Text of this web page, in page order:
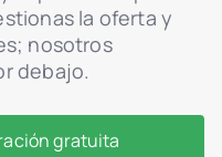
la oferta y
nosotros
debajo.
gratuita